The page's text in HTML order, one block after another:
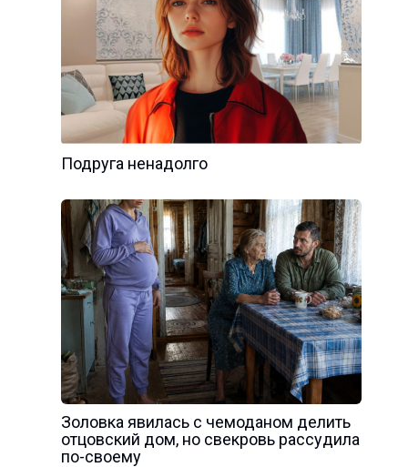
Подруга ненадолго
Золовка явилась с чемоданом делить
отцовский дом, но свекровь рассудила
по-своему